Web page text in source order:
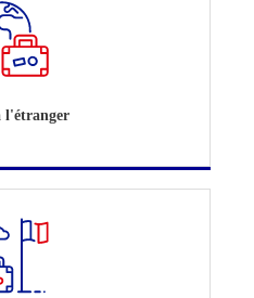
l'étranger